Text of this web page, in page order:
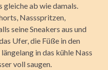
ab wie damals.
Nassspritzen,
seine Sneakers aus und
Ufer, die Füße in den
in das kühle Nass
voll saugen.